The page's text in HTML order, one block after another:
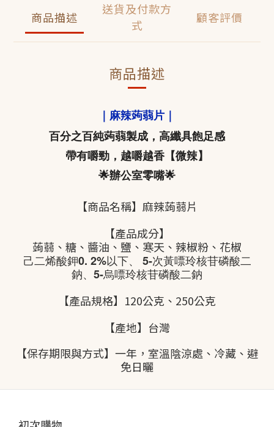
商品描述
送貨及付款方
式
顧客評價
商品描述
｜麻辣蒟蒻片｜
百分之百純蒟蒻製成，高纖具飽足感
帶有嚼勁，越嚼越香【微辣】
🌟辦公室零嘴🌟
【商品名稱】麻辣蒟蒻片
【產品成分】
蒟蒻、糖、醬油、鹽、寒天、辣椒粉、花椒
己二烯酸鉀0. 2%以下、 5-次黃嘌玲核苷磷酸二
鈉、5-烏嘌玲核苷磷酸二鈉
【產品規格】120公克、 250公克
【產地】台灣
【保存期限與方式】一年，室溫陰涼處、冷藏、避
免日曬